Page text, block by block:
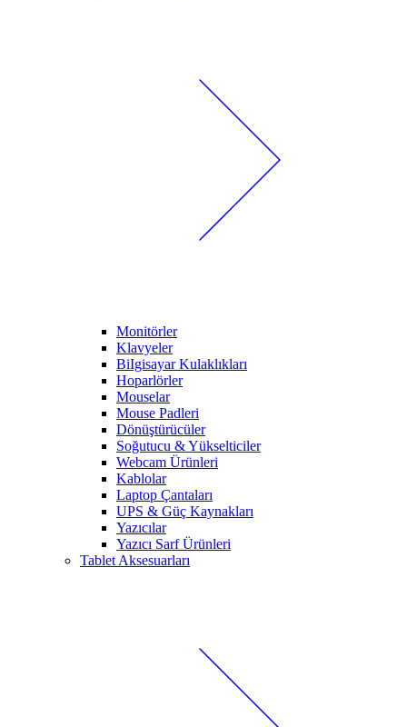
Monitörler
Klavyeler
BiIgisayar Kulaklıkları
Hoparlörler
Mouselar
Mouse Padleri
Dönüştürücüler
Soğutucu & Yükselticiler
Webcam Ürünleri
Kablolar
Laptop Çantaları
UPS & Güç Kaynakları
Yazıcılar
Yazıcı Sarf Ürünleri
Tablet Aksesuarları